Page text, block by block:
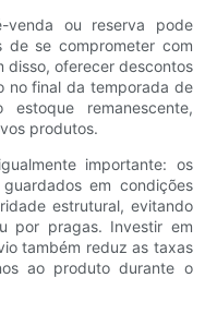
venda ou reserva pode
de se comprometer com
disso, oferecer descontos
no final da temporada de
remanescente,
produtos.
importante: os
em condições
estrutural, evitando
por pragas. Investir em
também reduz as taxas
ao produto durante o